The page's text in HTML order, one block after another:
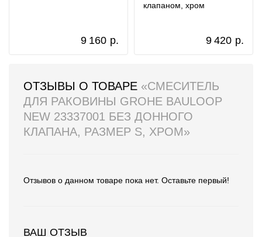
9 160 р.
клапаном, хром
9 420 р.
ОТЗЫВЫ О ТОВАРЕ «СМЕСИТЕЛЬ
ДЛЯ РАКОВИНЫ GROHE BAULOOP
NEW 23337001 БЕЗ ДОННОГО
КЛАПАНА, РАЗМЕР S, ХРОМ»
Отзывов о данном товаре пока нет. Оставьте первый!
ВАШ ОТЗЫВ